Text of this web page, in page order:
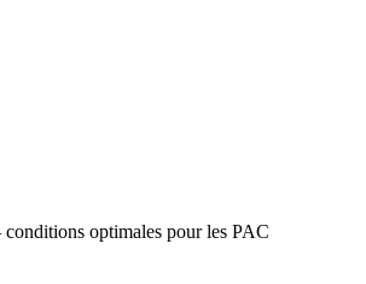
conditions optimales pour les PAC